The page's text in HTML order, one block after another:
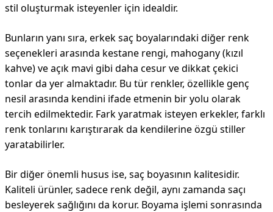
stil oluşturmak isteyenler için idealdir.
Bunların yanı sıra, erkek saç boyalarındaki diğer renk
seçenekleri arasında kestane rengi, mahogany (kızıl
kahve) ve açık mavi gibi daha cesur ve dikkat çekici
tonlar da yer almaktadır. Bu tür renkler, özellikle genç
nesil arasında kendini ifade etmenin bir yolu olarak
tercih edilmektedir. Fark yaratmak isteyen erkekler, farklı
renk tonlarını karıştırarak da kendilerine özgü stiller
yaratabilirler.
Bir diğer önemli husus ise, saç boyasının kalitesidir.
Kaliteli ürünler, sadece renk değil, aynı zamanda saçı
besleyerek sağlığını da korur. Boyama işlemi sonrasında